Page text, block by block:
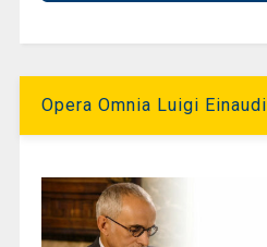
Opera Omnia Luigi Einaudi